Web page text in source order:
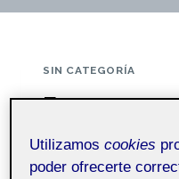
SIN CATEGORÍA
Entrega
PorJorge Rivero
Utilizamoscookies
poder ofrecerte